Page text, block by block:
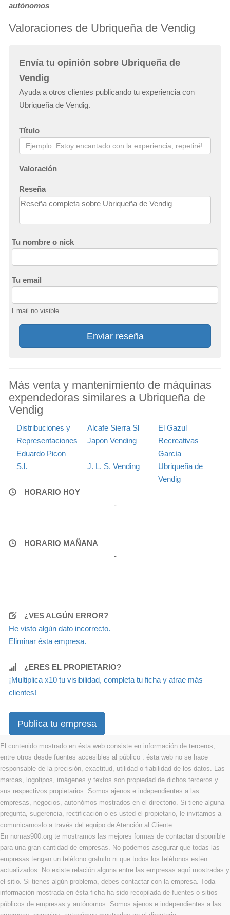
autónomos
Valoraciones de Ubriqueña de Vendig
Envía tu opinión sobre Ubriqueña de
Vendig
Ayuda a otros clientes publicando tu experiencia con
Ubriqueña de Vendig.
Título
Valoración
Reseña
Tu nombre o nick
Tu email
Email no visible
Enviar reseña
Más venta y mantenimiento de máquinas
expendedoras similares a Ubriqueña de
Vendig
Distribuciones y
Representaciones
Eduardo Picon
S.l.
Alcafe Sierra Sl
El Gazul
Japon Vending
Recreativas
García
J. L. S. Vending
Ubriqueña de
Vendig
HORARIO HOY
-
HORARIO MAÑANA
-
¿VES ALGÚN ERROR?
He visto algún dato incorrecto.
Eliminar ésta empresa.
¿ERES EL PROPIETARIO?
¡Multiplica x10 tu visibilidad, completa tu ficha y atrae más
clientes!
Publica tu empresa
El contenido mostrado en ésta web consiste en información de terceros,
entre otros desde fuentes accesibles al público . ésta web no se hace
responsable de la precisión, exactitud, utilidad o fiabilidad de los datos. Las
marcas, logotipos, imágenes y textos son propiedad de dichos terceros y
sus respectivos propietarios. Somos ajenos e independientes a las
empresas, negocios, autonómos mostrados en el directorio. Si tiene alguna
pregunta, sugerencia, rectificación o es usted el propietario, le invitamos a
comunicarnoslo a través del equipo de Atención al Cliente
En nomas900.org te mostramos las mejores formas de contactar disponible
para una gran cantidad de empresas. No podemos asegurar que todas las
empresas tengan un teléfono gratuito ni que todos los teléfonos estén
actualizados. No existe relación alguna entre las empresas aquí mostradas y
el sitio. Si tienes algún problema, debes contactar con la empresa. Toda
información mostrada en ésta ficha ha sido recopilada de fuentes o sitios
públicos de empresas y autónomos. Somos ajenos e independientes a las